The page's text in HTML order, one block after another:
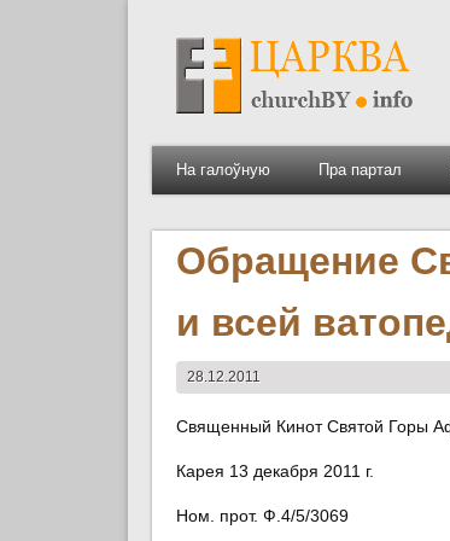
На галоўную Пра партал
Обращение
и всей
28.12.2011
Священный Кинот Святой Горы
Карея 13 декабря 2011 г.
Ном. прот. Ф.4/5/3069